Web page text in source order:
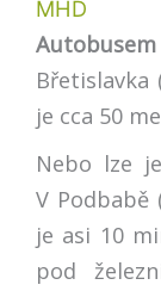
MHD
Autobusem
Břetislavka
je cca 50
Nebo lze
V Podbabě
je asi 10
pod